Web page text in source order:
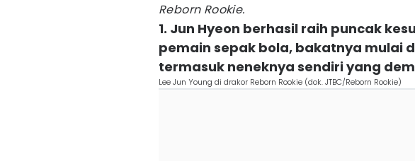
Reborn Rookie.
1. Jun Hyeon berhasil raih puncak
pemain sepak bola, bakatnya mulai
termasuk neneknya sendiri yang
Lee Jun Young di drakor Reborn Rookie (dok. JTBC/Reborn Rookie)